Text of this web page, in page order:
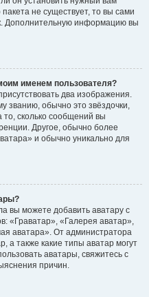
не существует, то вы сами
Дополнительную информацию вы
именем пользователя?
два изображения.
званию, обычно это звёздочки,
то, сколько сообщений вы
Другое, обычно более
и обычно уникально для
вы можете добавить аватару с
«Граватар», «Галерея аватар»,
аватара». От администратора
а также какие типы аватар могут
аватары, свяжитесь с
причин.